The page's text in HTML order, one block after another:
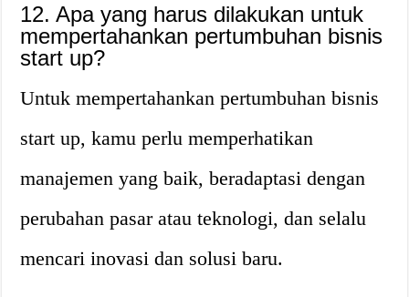
12. Apa yang harus dilakukan untuk
mempertahankan pertumbuhan bisnis
start up?
Untuk mempertahankan pertumbuhan bisnis
start up, kamu perlu memperhatikan
manajemen yang baik, beradaptasi dengan
perubahan pasar atau teknologi, dan selalu
mencari inovasi dan solusi baru.